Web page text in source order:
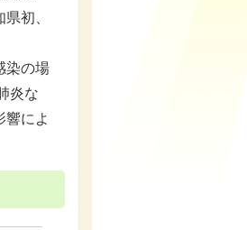
初、
染の場
炎な
響によ